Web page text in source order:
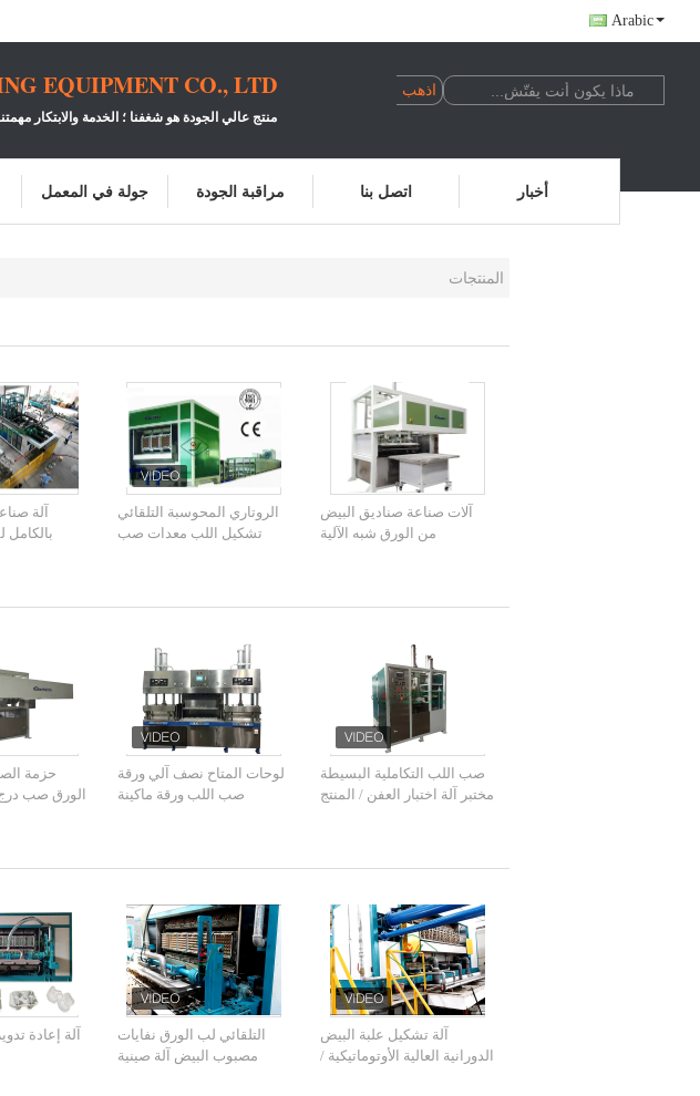
Arabic
EQUIPMENT CO., LTD.
منتج عالي الجودة هو شغفنا ؛ الخدمة والابتكار
جولة في المعمل مراقبة الجودة اتصل بنا أخبار
المنتجات
آلة
بالكامل
الروتاري المحوسبة التلقائي
تشكيل اللب معدات صب
آلات صناعة صناديق البيض
من الورق شبه الآلية
حزمة
الورق صب
لوحات المتاح نصف آلي ورقة
صب اللب ورقة ماكينة
صب اللب التكاملية البسيطة
مختبر آلة اختبار العفن / المنتج
آلة إعادة
التلقائي لب الورق نفايات
مصبوب البيض آلة صينية
آلة تشكيل علبة البيض
الدورانية العالية الأوتوماتيكية /